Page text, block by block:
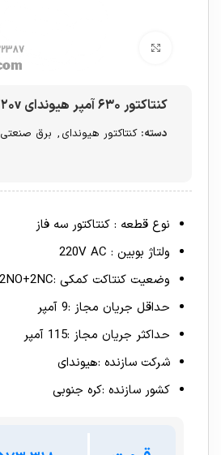
کنتاکتور ۶۳۰ آمپر هیوندای ۲۲۰v
دسته: کنتاکتور هیوندای , برق صنعتی
نوع قطعه : کنتاکتور سه فاز
ولتاژ بوبین : 220V AC
وضعیت کنتاکت کمکی :2NO+2NC
حداقل جریان مجاز :9 آمپر
حداکثر جریان مجاز :115 آمپر
شرکت سازنده :هیوندای
کشور سازنده :کره جنوبی